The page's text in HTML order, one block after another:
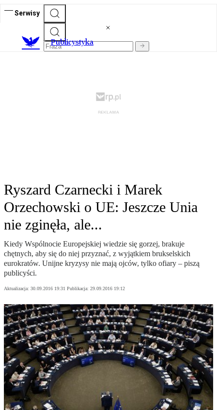
Serwisy
Publicystyka
Ryszard Czarnecki i Marek
Orzechowski o UE: Jeszcze Unia
nie zginęła, ale...
Kiedy Wspólnocie Europejskiej wiedzie się gorzej, brakuje
chętnych, aby się do niej przyznać, z wyjątkiem brukselskich
eurokratów. Unijne kryzysy nie mają ojców, tylko ofiary – piszą
publicyści.
Aktualizacja: 30.09.2016 19:31 Publikacja: 29.09.2016 19:12